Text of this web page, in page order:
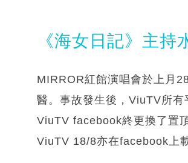
《海女日記》主持
MIRROR紅館演唱會於上月
醫。事故發生後，ViuTV所有
ViuTV facebook終更換了置
ViuTV 18/8亦在facebook上